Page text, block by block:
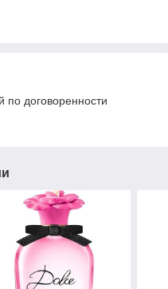
по договоренности